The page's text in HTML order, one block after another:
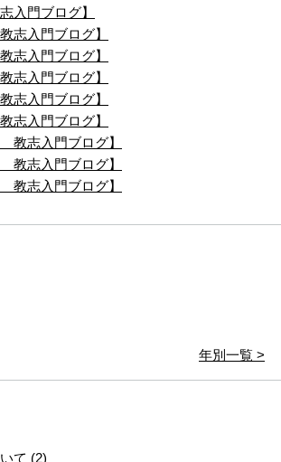
入門ブログ】
志入門ブログ】
志入門ブログ】
志入門ブログ】
志入門ブログ】
志入門ブログ】
教志入門ブログ】
教志入門ブログ】
教志入門ブログ】
年別一覧 >
て (2)